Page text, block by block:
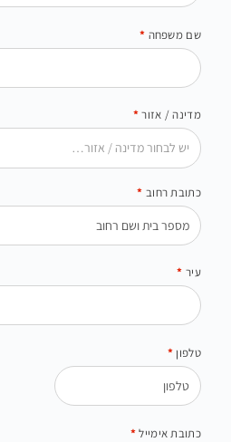
שם משפחה *
מדינה / אזור*
יש לבחור מדינה / אזור…
כתובת רחוב *
עיר *
טלפון *
כתובת אימייל*